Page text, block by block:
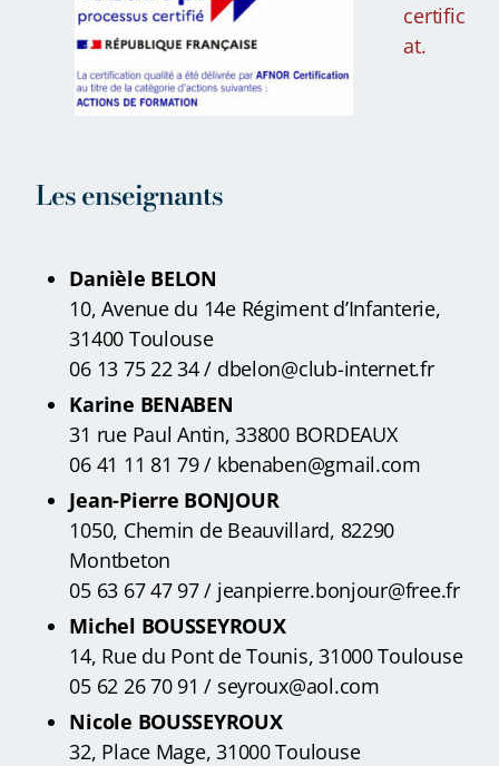
certific
at.
Les enseignants
Danièle BELON
10, Avenue du 14e Régiment d’Infanterie,
31400 Toulouse
06 13 75 22 34/ dbelon@club-internet.fr
Karine BENABEN
31 rue Paul Antin, 33800 BORDEAUX
06 41 11 81 79 / kbenaben@gmail.com
Jean-Pierre BONJOUR
1050, Chemin de Beauvillard, 82290
Montbeton
05 63 67 47 97 / jeanpierre.bonjour@free.fr
Michel BOUSSEYROUX
14, Rue du Pont de Tounis, 31000 Toulouse
05 62 26 70 91 / seyroux@aol.com
Nicole BOUSSEYROUX
32, Place Mage, 31000 Toulouse